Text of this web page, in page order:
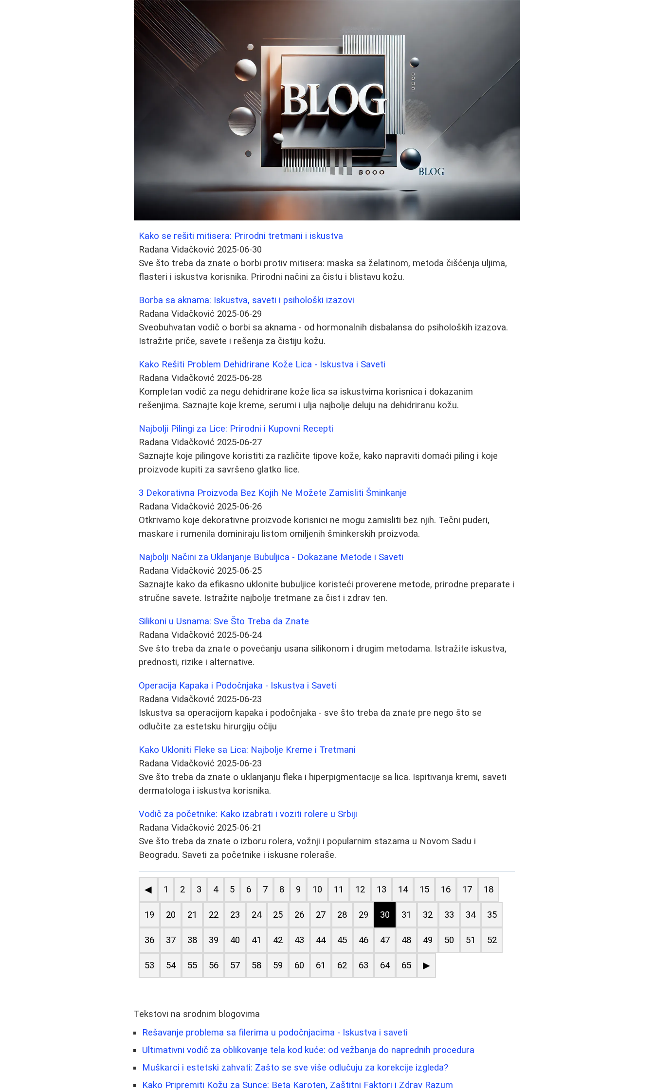
Kako se rešiti mitisera: Prirodni tretmani i iskustva
Radana Vidačković 2025-06-30
Sve što treba da znate o borbi protiv mitisera: maska sa želatinom, metoda čišćenja uljima,
flasteri i iskustva korisnika. Prirodni načini za čistu i blistavu kožu.
Borba sa aknama: Iskustva, saveti i psihološki izazovi
Radana Vidačković 2025-06-29
Sveobuhvatan vodič o borbi sa aknama - od hormonalnih disbalansa do psiholoških izazova.
Istražite priče, savete i rešenja za čistiju kožu.
Kako Rešiti Problem Dehidrirane Kože Lica - Iskustva i Saveti
Radana Vidačković 2025-06-28
Kompletan vodič za negu dehidrirane kože lica sa iskustvima korisnica i dokazanim
rešenjima. Saznajte koje kreme, serumi i ulja najbolje deluju na dehidriranu kožu.
Najbolji Pilingi za Lice: Prirodni i Kupovni Recepti
Radana Vidačković 2025-06-27
Saznajte koje pilingove koristiti za različite tipove kože, kako napraviti domaći piling i koje
proizvode kupiti za savršeno glatko lice.
3 Dekorativna Proizvoda Bez Kojih Ne Možete Zamisliti Šminkanje
Radana Vidačković 2025-06-26
Otkrivamo koje dekorativne proizvode korisnici ne mogu zamisliti bez njih. Tečni puderi,
maskare i rumenila dominiraju listom omiljenih šminkerskih proizvoda.
Najbolji Načini za Uklanjanje Bubuljica - Dokazane Metode i Saveti
Radana Vidačković 2025-06-25
Saznajte kako da efikasno uklonite bubuljice koristeći proverene metode, prirodne preparate i
stručne savete. Istražite najbolje tretmane za čist i zdrav ten.
Silikoni u Usnama: Sve Što Treba da Znate
Radana Vidačković 2025-06-24
Sve što treba da znate o povećanju usana silikonom i drugim metodama. Istražite iskustva,
prednosti, rizike i alternative.
Operacija Kapaka i Podočnjaka - Iskustva i Saveti
Radana Vidačković 2025-06-23
Iskustva sa operacijom kapaka i podočnjaka - sve što treba da znate pre nego što se
odlučite za estetsku hirurgiju očiju
Kako Ukloniti Fleke sa Lica: Najbolje Kreme i Tretmani
Radana Vidačković 2025-06-23
Sve što treba da znate o uklanjanju fleka i hiperpigmentacije sa lica. Ispitivanja kremi, saveti
dermatologa i iskustva korisnika.
Vodič za početnike: Kako izabrati i voziti rolere u Srbiji
Radana Vidačković 2025-06-21
Sve što treba da znate o izboru rolera, vožnji i popularnim stazama u Novom Sadu i
Beogradu. Saveti za početnike i iskusne roleraše.
◀ 1 2 3 4 5 6 7 8 9 10 11 12 13 14 15 16 17 18
19 20 21 22 23 24 25 26 27 28 29 30 31 32 33 34 35
36 37 38 39 40 41 42 43 44 45 46 47 48 49 50 51 52
53 54 55 56 57 58 59 60 61 62 63 64 65 ▶
Tekstovi na srodnim blogovima
Rešavanje problema sa filerima u podočnjacima - Iskustva i saveti
Ultimativni vodič za oblikovanje tela kod kuće: od vežbanja do naprednih procedura
Muškarci i estetski zahvati: Zašto se sve više odlučuju za korekcije izgleda?
Kako Pripremiti Kožu za Sunce: Beta Karoten, Zaštitni Faktori i Zdrav Razum